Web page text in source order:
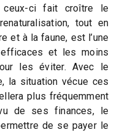
ceux-ci fait croître le
tout en
et à la faune, est l’une
et les moins
les éviter. Avec le
la situation vécue ces
plus fréquemment
de ses finances, le
de se payer le